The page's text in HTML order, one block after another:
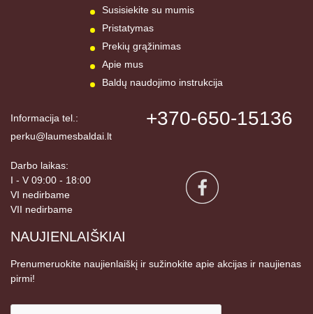
Susisiekite su mumis
Pristatymas
Prekių grąžinimas
Apie mus
Baldų naudojimo instrukcija
Informacija tel.: +370-650-15136
perku@laumesbaldai.lt
Darbo laikas:
I - V 09:00 - 18:00
VI nedirbame
VII nedirbame
NAUJIENLAIŠKIAI
Prenumeruokite naujienlaiškį ir sužinokite apie akcijas ir naujienas
pirmi!